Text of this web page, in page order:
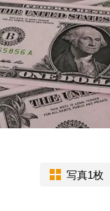
写真1枚